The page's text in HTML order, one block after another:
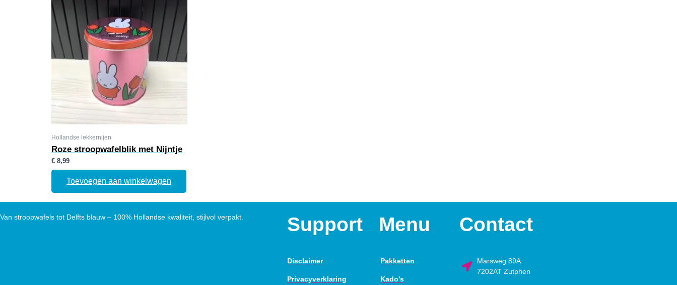
Hollandse lekkernijen
Roze stroopwafelblik met Nijntje
€ 8,99
Toevoegen aan winkelwagen
Van stroopwafels tot Delfts blauw – 100% Hollandse kwaliteit, stijlvol verpakt. Support
Disclaimer
Privacyverklaring
Menu
Pakketten
Kado's
Contact
Marsweg 89A
7202AT Zutphen